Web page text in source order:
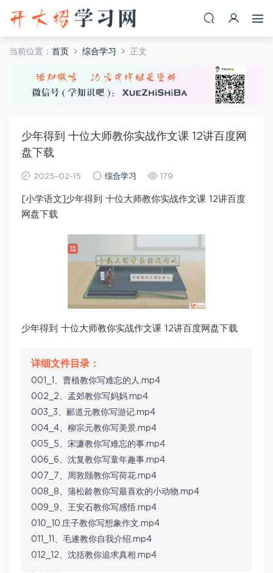
当前位置： 首页 综合学习 正文
少年得到 十位大师教你实战作文课 12讲百度网
盘下载
2025-02-15 综合学习 179
[小学语文]少年得到 十位大师教你实战作文课 12讲百度
网盘下载
少年得到 十位大师教你实战作文课 12讲百度网盘下载
001_1、曹植教你写难忘的人.mp4
002_2、孟郊教你写妈妈.mp4
003_3、郦道元教你写游记.mp4
004_4、柳宗元教你写美景.mp4
005_5、宋濂教你写难忘的事.mp4
006_6、沈复教你写童年趣事.mp4
007_7、周敦颐教你写荷花.mp4
008_8、蒲松龄教你写最喜欢的小动物.mp4
009_9、王安石教你写感悟.mp4
010_10.庄子教你写想象作文.mp4
011_11、毛遂教你自我介绍.mp4
012_12、沈括教你追求真相.mp4